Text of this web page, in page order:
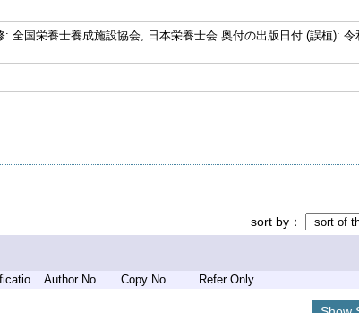
全国栄養士養成施設協会, 日本栄養士会 奥付の出版日付 (誤植): 令
sort by
Classification 1 Author No. Copy No. Refer Only